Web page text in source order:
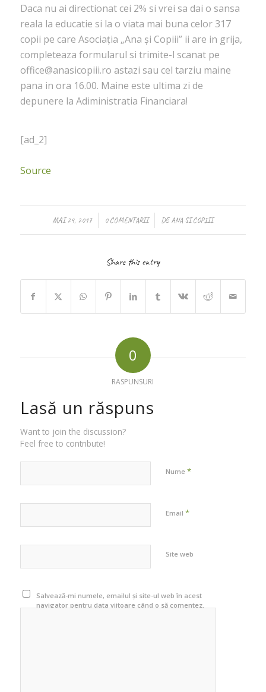
Daca nu ai directionat cei 2% si vrei sa dai o sansa
reala la educatie si la o viata mai buna celor 317
copii pe care Asociația „Ana și Copiii” ii are in grija,
completeaza formularul si trimite-l scanat pe
office@anasicopiii.ro astazi sau cel tarziu maine
pana in ora 16.00. Maine este ultima zi de
depunere la Adiministratia Financiara!
[ad_2]
Source
MAI 24, 2017
/ 0 COMENTARII
/ DEANA SI COPIII
Share this entry
0
RASPUNSURI
Lasă un răspuns
Want to join the discussion?
Feel free to contribute!
Nume *
Email *
Site web
Salvează-mi numele, emailul și site-ul web în acest
navigator pentru data viitoare când o să comentez.